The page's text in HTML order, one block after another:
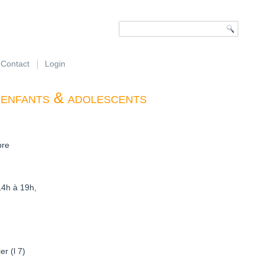
Contact Login
& adolescents
à 19h,
(l 7)